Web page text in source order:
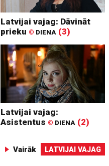
Latvijai vajag: Dāvināt
prieku © DIENA (3)
Latvijai vajag:
Asistentus © DIENA (2)
Vairāk LATVIJAI VAJAG